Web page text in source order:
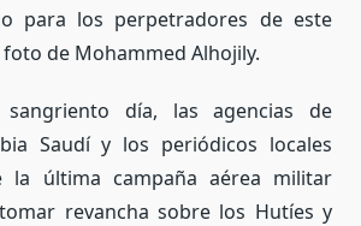
para los perpetradores de este
de Mohammed Alhojily.
día, las agencias de
Saudí y los periódicos locales
la última campaña aérea militar
revancha sobre los Hutíes y